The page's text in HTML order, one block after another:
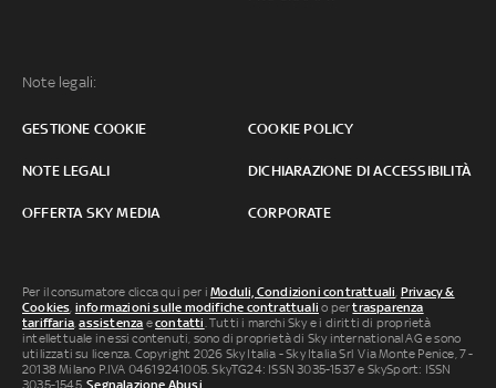
Note legali:
GESTIONE COOKIE COOKIE POLICY
NOTE LEGALI DICHIARAZIONE DI ACCESSIBILITÀ
OFFERTA SKY MEDIA CORPORATE
Per il consumatore clicca qui per iModuli, Condizioni contrattuali, Privacy &
Cookies, informazioni sulle modifiche contrattuali o pertrasparenza
tariffaria,assistenza econtatti. Tutti i marchi Sky e i diritti di proprietà
intellettuale in essi contenuti, sono di proprietà di Sky international AG e sono
utilizzati su licenza. Copyright 2026 Sky Italia - Sky Italia Srl Via Monte Penice, 7 -
20138 Milano P.IVA 04619241005. SkyTG24: ISSN 3035-1537 e SkySport: ISSN
3035-1545.Segnalazione Abusi